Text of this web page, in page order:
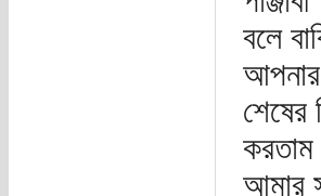
বলে
আপনার
আমার